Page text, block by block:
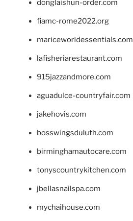
donglaishun-order.com
fiamc-rome2022.org
mariceworldessentials.com
lafisheriarestaurant.com
915jazzandmore.com
aguadulce-countryfair.com
jakehovis.com
bosswingsduluth.com
birminghamautocare.com
tonyscountrykitchen.com
jbellasnailspa.com
mychaihouse.com